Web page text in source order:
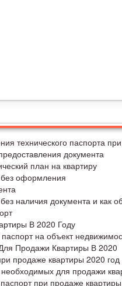
технического паспорта
документа
план на квартиру
оформления
наличия документа и как
В 2020 Году
на объект
Продажи Квартиры В 2020
продаже квартиры 2020 год
для продажи
при продаже квартиры